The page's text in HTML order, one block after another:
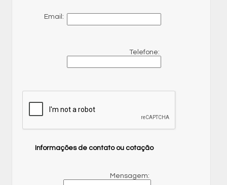
Email:
Telefone:
Informações de contato ou cotação
Mensagem: